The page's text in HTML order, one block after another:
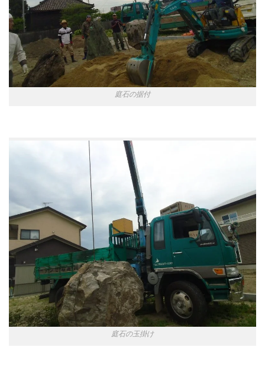
庭石の据付
庭石の玉掛け